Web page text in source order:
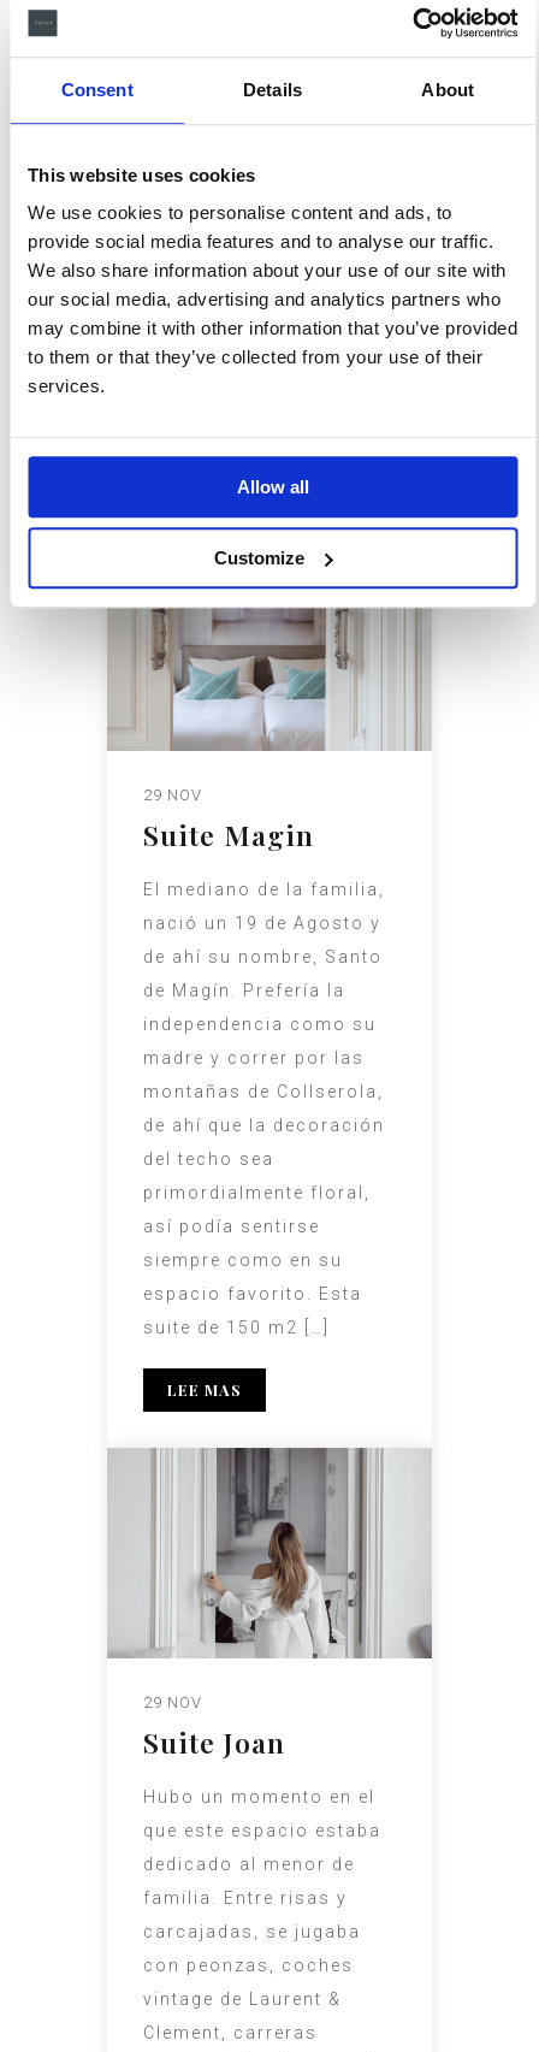
Consent Details About
This website uses cookies
We use cookies to personalise content and ads, to
provide social media features and to analyse our traffic.
We also share information about your use of our site with
our social media, advertising and analytics partners who
may combine it with other information that you’ve provided
to them or that they’ve collected from your use of their
services.
Allow all
Customize
casa, podían ver a los
terraza mientras ellos
subían caminando por
Paseo de Gracia
devolviéndole el saludo.
Suite de 150m2 que
consta de dos
LEE MAS
29 NOV
Suite Magin
El mediano de la familia,
nació un 19 de Agosto y
de ahí su nombre, Santo
de Magín. Prefería la
independencia como su
madre y correr por las
montañas de Collserola,
de ahí que la decoración
del techo sea
primordialmente floral,
así podía sentirse
siempre como en su
espacio favorito. Esta
suite de 150 m2 […]
LEE MAS
29 NOV
Suite Joan
Hubo un momento en el
que este espacio estaba
dedicado al menor de
familia. Entre risas y
carcajadas, se jugaba
con peonzas, coches
vintage de Laurent &
Clement, carreras